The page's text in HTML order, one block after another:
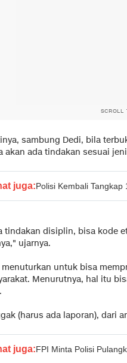
SCROLL
sambung Dedi, bila
akan ada tindakan sesuai
juga:Polisi Kembali
tindakan disiplin, bisa kode
ujarnya.
menuturkan untuk bisa
Menurutnya, hal itu
(harus ada laporan), dari
juga:FPI Minta Polisi